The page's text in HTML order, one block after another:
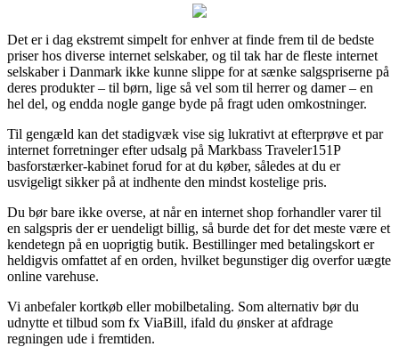
Det er i dag ekstremt simpelt for enhver at finde frem til de bedste
priser hos diverse internet selskaber, og til tak har de fleste internet
selskaber i Danmark ikke kunne slippe for at sænke salgspriserne på
deres produkter – til børn, lige så vel som til herrer og damer – en
hel del, og endda nogle gange byde på fragt uden omkostninger.
Til gengæld kan det stadigvæk vise sig lukrativt at efterprøve et par
internet forretninger efter udsalg på Markbass Traveler151P
basforstærker-kabinet forud for at du køber, således at du er
usvigeligt sikker på at indhente den mindst kostelige pris.
Du bør bare ikke overse, at når en internet shop forhandler varer til
en salgspris der er uendeligt billig, så burde det for det meste være et
kendetegn på en uoprigtig butik. Bestillinger med betalingskort er
heldigvis omfattet af en orden, hvilket begunstiger dig overfor uægte
online varehuse.
Vi anbefaler kortkøb eller mobilbetaling. Som alternativ bør du
udnytte et tilbud som fx ViaBill, ifald du ønsker at afdrage
regningen ude i fremtiden.